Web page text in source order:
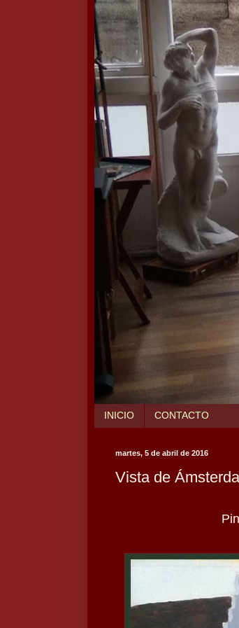
INICIO CONTACTO
martes, 5 de abril de 2016
Vista de